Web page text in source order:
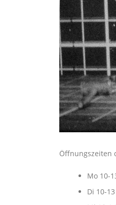
Öffnungszeiten
Mo 10-
Di 10-